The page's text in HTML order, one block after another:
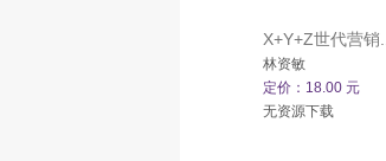
X+Y+Z世代营销...
林资敏
定价：18.00 元
无资源下载